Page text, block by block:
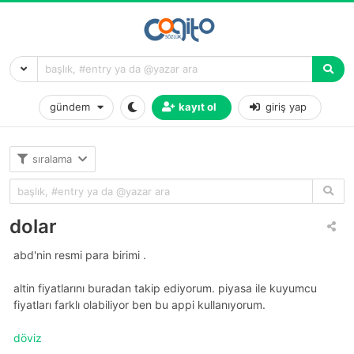
gündem kayıt ol giriş yap
sıralama
dolar
abd'nin resmi para birimi .
altin fiyatlarını buradan takip ediyorum. piyasa ile kuyumcu
fiyatları farklı olabiliyor ben bu appi kullanıyorum.
döviz